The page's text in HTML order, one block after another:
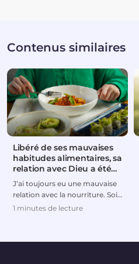
Contenus similaires
Libéré de ses mauvaises
habitudes alimentaires, sa
relation avec Dieu a été
rétablie
J’ai toujours eu une mauvaise
relation avec la nourriture. Soit
je mangeais trop, soit je suivais
1 minutes de lecture